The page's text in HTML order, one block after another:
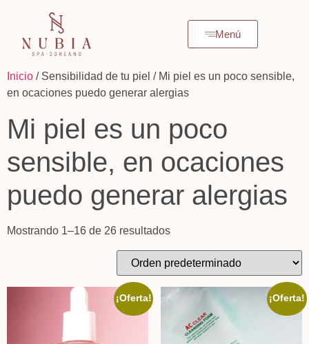
Menú
Inicio / Sensibilidad de tu piel / Mi piel es un poco sensible,
en ocaciones puedo generar alergias
Mi piel es un poco
sensible, en ocaciones
puedo generar alergias
Mostrando 1–16 de 26 resultados
¡Oferta! ¡Oferta!